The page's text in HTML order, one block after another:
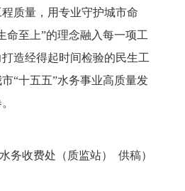
质量，用专业守护城市命
命至上”的理念融入每一项工
造经得起时间检验的民生工
“十五五”水务事业高质量发
务收费处（质监站） 供稿）